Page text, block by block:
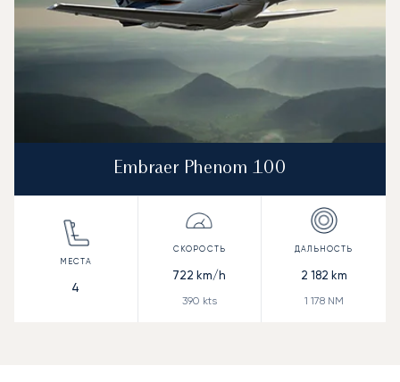
Embraer Phenom 100
4
722 km/h
390 kts
2 182 km
1 178NM